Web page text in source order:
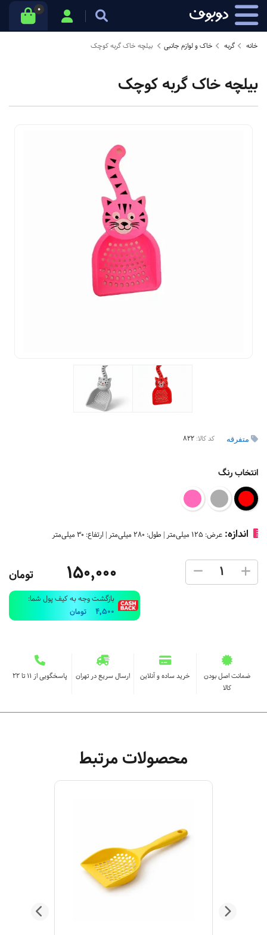
0
خانه گربه خاک و لوازم جانبی بیلچه خاک گربه کوچک
بیلچه خاک گربه کوچک
متفرقه کد کالا:
انتخاب رنگ
اندازه: عرض: 125 میلی‌متر | طول: 280 میلی‌متر | ارتفاع: 30 میلی‌متر
150,000 تومان
بازگشت وجه به کیف پول شما:
4,500 تومان
ضمانت اصل بودن
کالا
خرید ساده و آنلاین ارسال سریع در تهران پاسخگویی از ۱۱ تا ۲۲
محصولات مرتبط